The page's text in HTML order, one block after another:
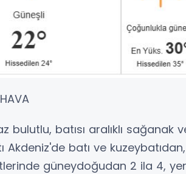
bulutlu, batısı aralıklı sağanak
Akdeniz'de batı ve
güneydoğudan 2 ila 4,